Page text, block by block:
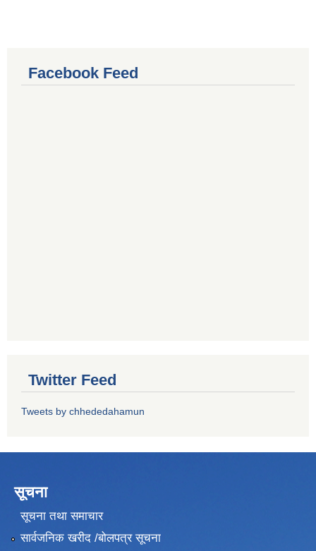
Facebook Feed
Twitter Feed
Tweets by chhededahamun
सूचना
सूचना तथा समाचार
सार्वजनिक खरीद /बोलपत्र सूचना